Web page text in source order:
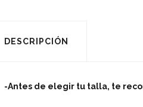
DESCRIPCIÓN
-Antes de elegir tu talla, te